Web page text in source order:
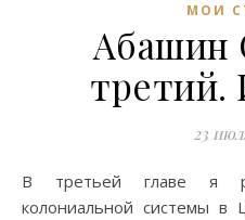
МОИ
Абашин
третий.
23
В третьей главе я рассматриваю устройство
колониальной системы в